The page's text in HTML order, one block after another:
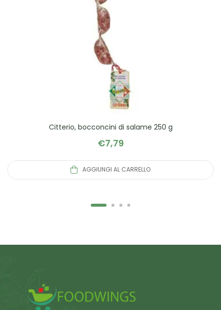
Citterio, bocconcini di salame 250 g
€7,79
AGGIUNGI AL CARRELLO